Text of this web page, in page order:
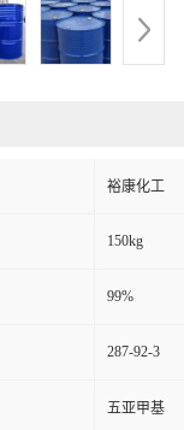
裕康化工
150kg
99%
287-92-3
五亚甲基